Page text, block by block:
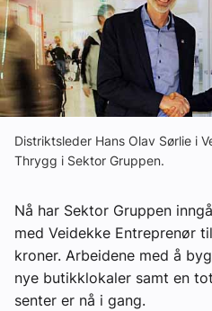
Om VVS Aktuelt
Kontakt oss:
Abonner på fagbladet
Annonsere i VVS Aktuelt
Tips oss
eBlad
Distriktsleder Hans Olav Sørlie i
Thrygg i Sektor Gruppen.
Nå har Sektor Gruppen
med Veidekke Entreprenør
kroner. Arbeidene med å
nye butikklokaler samt en
senter er nå i gang.